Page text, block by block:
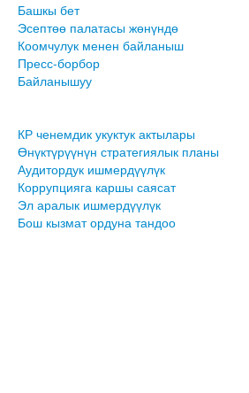
Башкы бет
Эсептөө палатасы жөнүндө
Коомчулук менен байланыш
Пресс-борбор
Байланышуу
КР ченемдик укуктук актылары
Өнүктүрүүнүн стратегиялык планы
Аудитордук ишмердүүлүк
Коррупцияга каршы саясат
Эл аралык ишмердүүлүк
Бош кызмат ордуна тандоо